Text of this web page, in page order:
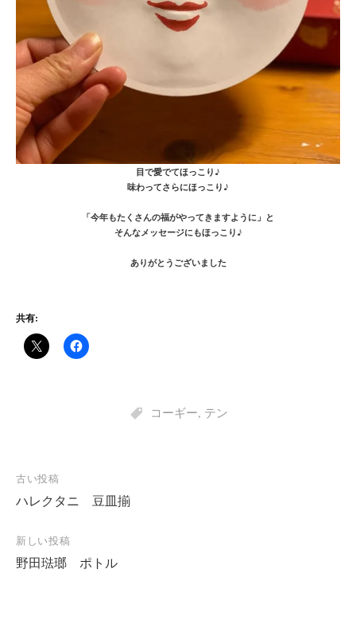
目で愛でてほっこり♪
味わってさらにほっこり♪
「今年もたくさんの福がやってきますように」と
そんなメッセージにもほっこり♪
ありがとうございました
共有:
コーギー, テン
投
稿
ナ
ビ
古い投稿
ハレクタニ 豆皿揃
新しい投稿
野田琺瑯 ポトル